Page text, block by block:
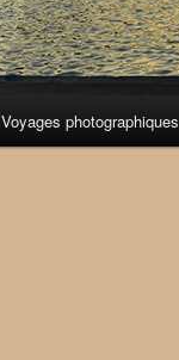
Voyages photographiques